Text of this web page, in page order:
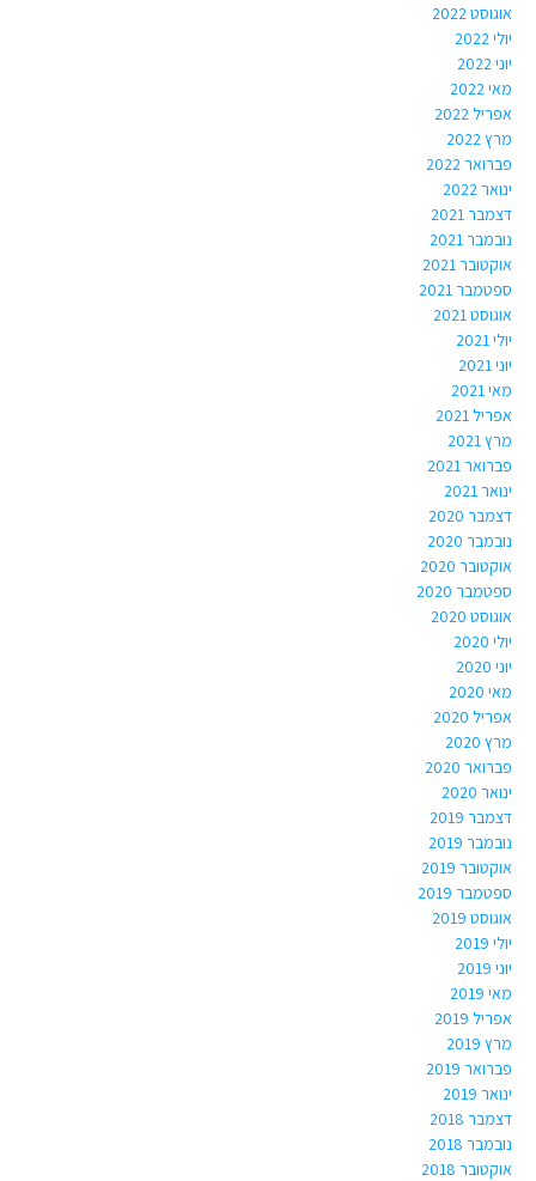
אוגוסט 2022
יולי 2022
יוני 2022
מאי 2022
אפריל 2022
מרץ 2022
פברואר 2022
ינואר 2022
דצמבר 2021
נובמבר 2021
אוקטובר 2021
ספטמבר 2021
אוגוסט 2021
יולי 2021
יוני 2021
מאי 2021
אפריל 2021
מרץ 2021
פברואר 2021
ינואר 2021
דצמבר 2020
נובמבר 2020
אוקטובר 2020
ספטמבר 2020
אוגוסט 2020
יולי 2020
יוני 2020
מאי 2020
אפריל 2020
מרץ 2020
פברואר 2020
ינואר 2020
דצמבר 2019
נובמבר 2019
אוקטובר 2019
ספטמבר 2019
אוגוסט 2019
יולי 2019
יוני 2019
מאי 2019
אפריל 2019
מרץ 2019
פברואר 2019
ינואר 2019
דצמבר 2018
נובמבר 2018
אוקטובר 2018